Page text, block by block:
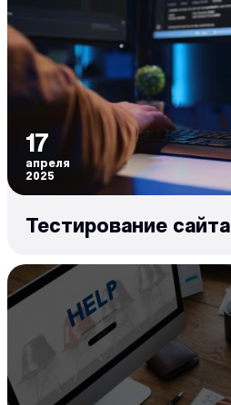
17
апреля
2025
Тестирование сайта